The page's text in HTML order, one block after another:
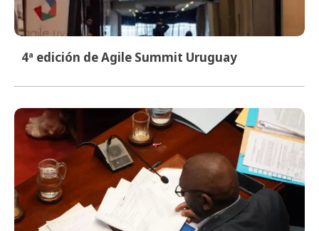
4ª edición de Agile Summit Uruguay